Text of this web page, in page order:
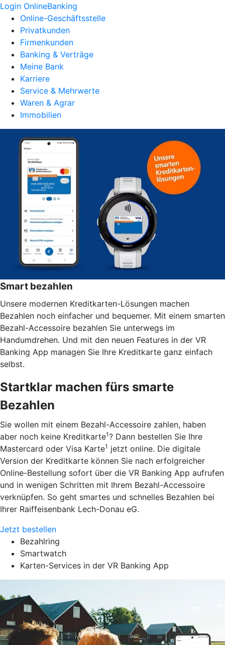
Login OnlineBanking
Online-Geschäftsstelle
Privatkunden
Firmenkunden
Banking & Verträge
Meine Bank
Karriere
Service & Mehrwerte
Waren & Agrar
Immobilien
Smart bezahlen
Unsere modernen Kreditkarten-Lösungen machen
Bezahlen noch einfacher und bequemer. Mit einem smarten
Bezahl-Accessoire bezahlen Sie unterwegs im
Handumdrehen. Und mit den neuen Features in der VR
Banking App managen Sie Ihre Kreditkarte ganz einfach
selbst.
Startklar machen fürs smarte
Bezahlen
Sie wollen mit einem Bezahl-Accessoire zahlen, haben
aber noch keine Kreditkarte1? Dann bestellen Sie Ihre
Mastercard oder Visa Karte1 jetzt online. Die digitale
Version der Kreditkarte können Sie nach erfolgreicher
Online-Bestellung sofort über die VR Banking App aufrufen
und in wenigen Schritten mit Ihrem Bezahl-Accessoire
verknüpfen. So geht smartes und schnelles Bezahlen bei
Ihrer Raiffeisenbank Lech-Donau eG.
Jetzt bestellen
Bezahlring
Smartwatch
Karten-Services in der VR Banking App